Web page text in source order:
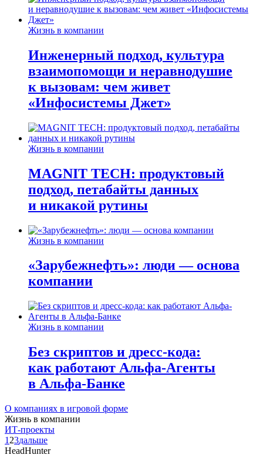
Жизнь в компании
Инженерный подход, культура
взаимопомощи и неравнодушие
к вызовам: чем живет
«Инфосистемы Джет»
Жизнь в компании
MAGNIT TECH: продуктовый
подход, петабайты данных
и никакой рутины
Жизнь в компании
«Зарубежнефть»: люди — основа
компании
Жизнь в компании
Без скриптов и дресс-кода:
как работают Альфа-Агенты
в Альфа-Банке
О компаниях в игровой форме
Жизнь в компании
ИТ-проекты
1 23дальше
HeadHunter